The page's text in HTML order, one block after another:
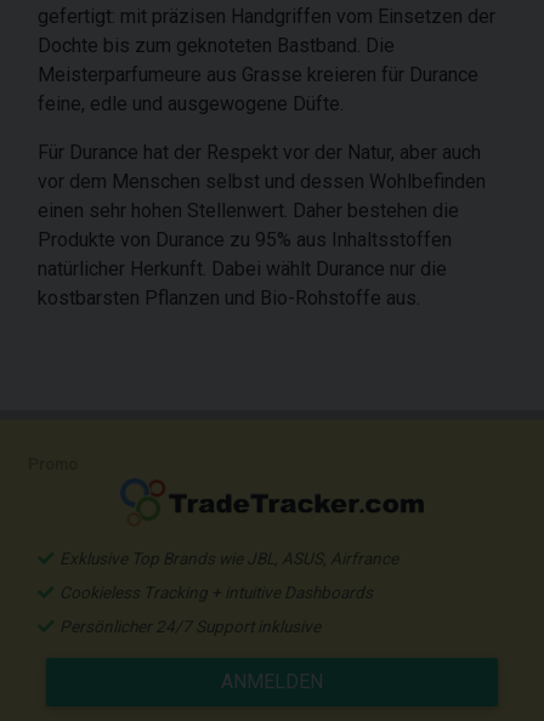
gefertigt: mit präzisen Handgriffen vom Einsetzen der
Dochte bis zum geknoteten Bastband. Die
Meisterparfumeure aus Grasse kreieren für Durance
feine, edle und ausgewogene Düfte.
Für Durance hat der Respekt vor der Natur, aber auch
vor dem Menschen selbst und dessen Wohlbefinden
einen sehr hohen Stellenwert. Daher bestehen die
Produkte von Durance zu 95% aus Inhaltsstoffen
natürlicher Herkunft. Dabei wählt Durance nur die
kostbarsten Pflanzen und Bio-Rohstoffe aus.
Exklusive Top Brands wie JBL, ASUS, Airfrance
Cookieless Tracking + intuitive Dashboards
Persönlicher 24/7 Support inklusive
ANMELDEN